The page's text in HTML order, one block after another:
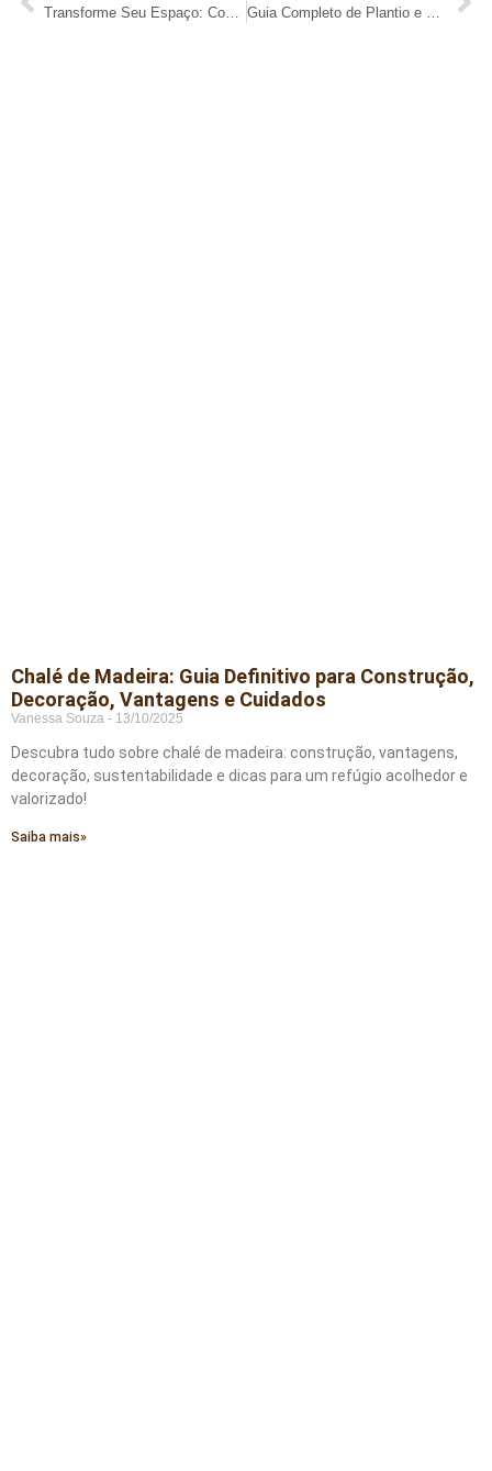
Chalé de Madeira: Guia Definitivo para Construção,
Decoração, Vantagens e Cuidados
Vanessa Souza 13/10/2025
Descubra tudo sobre chalé de madeira: construção, vantagens,
decoração, sustentabilidade e dicas para um refúgio acolhedor e
valorizado!
Saiba mais»